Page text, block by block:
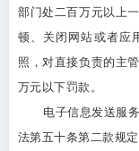
部门处二百万元以上
顿、关闭网站或者应
照，对直接负责的主
万元以下罚款。
电子信息发送服
法第五十条第二款规